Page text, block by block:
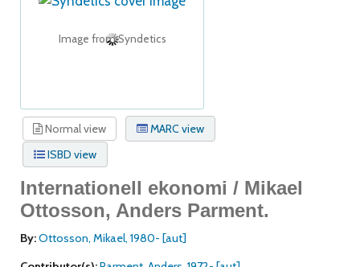
Image from Syndetics
Normal view
MARC view
ISBD view
Internationell ekonomi / Mikael
Ottosson, Anders Parment.
By:Ottosson, Mikael, 1980- [aut]